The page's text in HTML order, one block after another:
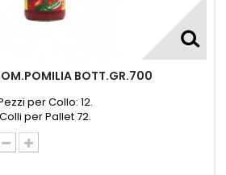
BOTT.GR.700
per Collo: 12.
Colli per Pallet 72.